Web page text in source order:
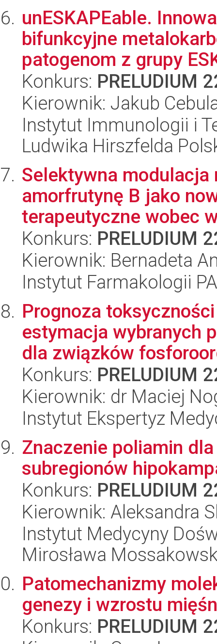
unESKAPEable.
bifunkcyjne
patogenom z grupy
Konkurs: PRELUDIUM
Kierownik: Jakub
Instytut Immunologii i
Ludwika Hirszfelda
Selektywna modulacja
amorfrutynę B jako
terapeutyczne wobec
Konkurs: PRELUDIUM
Kierownik: Bernadeta
Instytut Farmakologii
Prognoza
estymacja wybranych
dla związków
Konkurs: PRELUDIUM
Kierownik: dr Maciej
Instytut Ekspertyz
Znaczenie poliamin
subregionów
Konkurs: PRELUDIUM
Kierownik: Aleksandra
Instytut Medycyny
Mirosława
Patomechanizmy
genezy i wzrostu
Konkurs: PRELUDIUM